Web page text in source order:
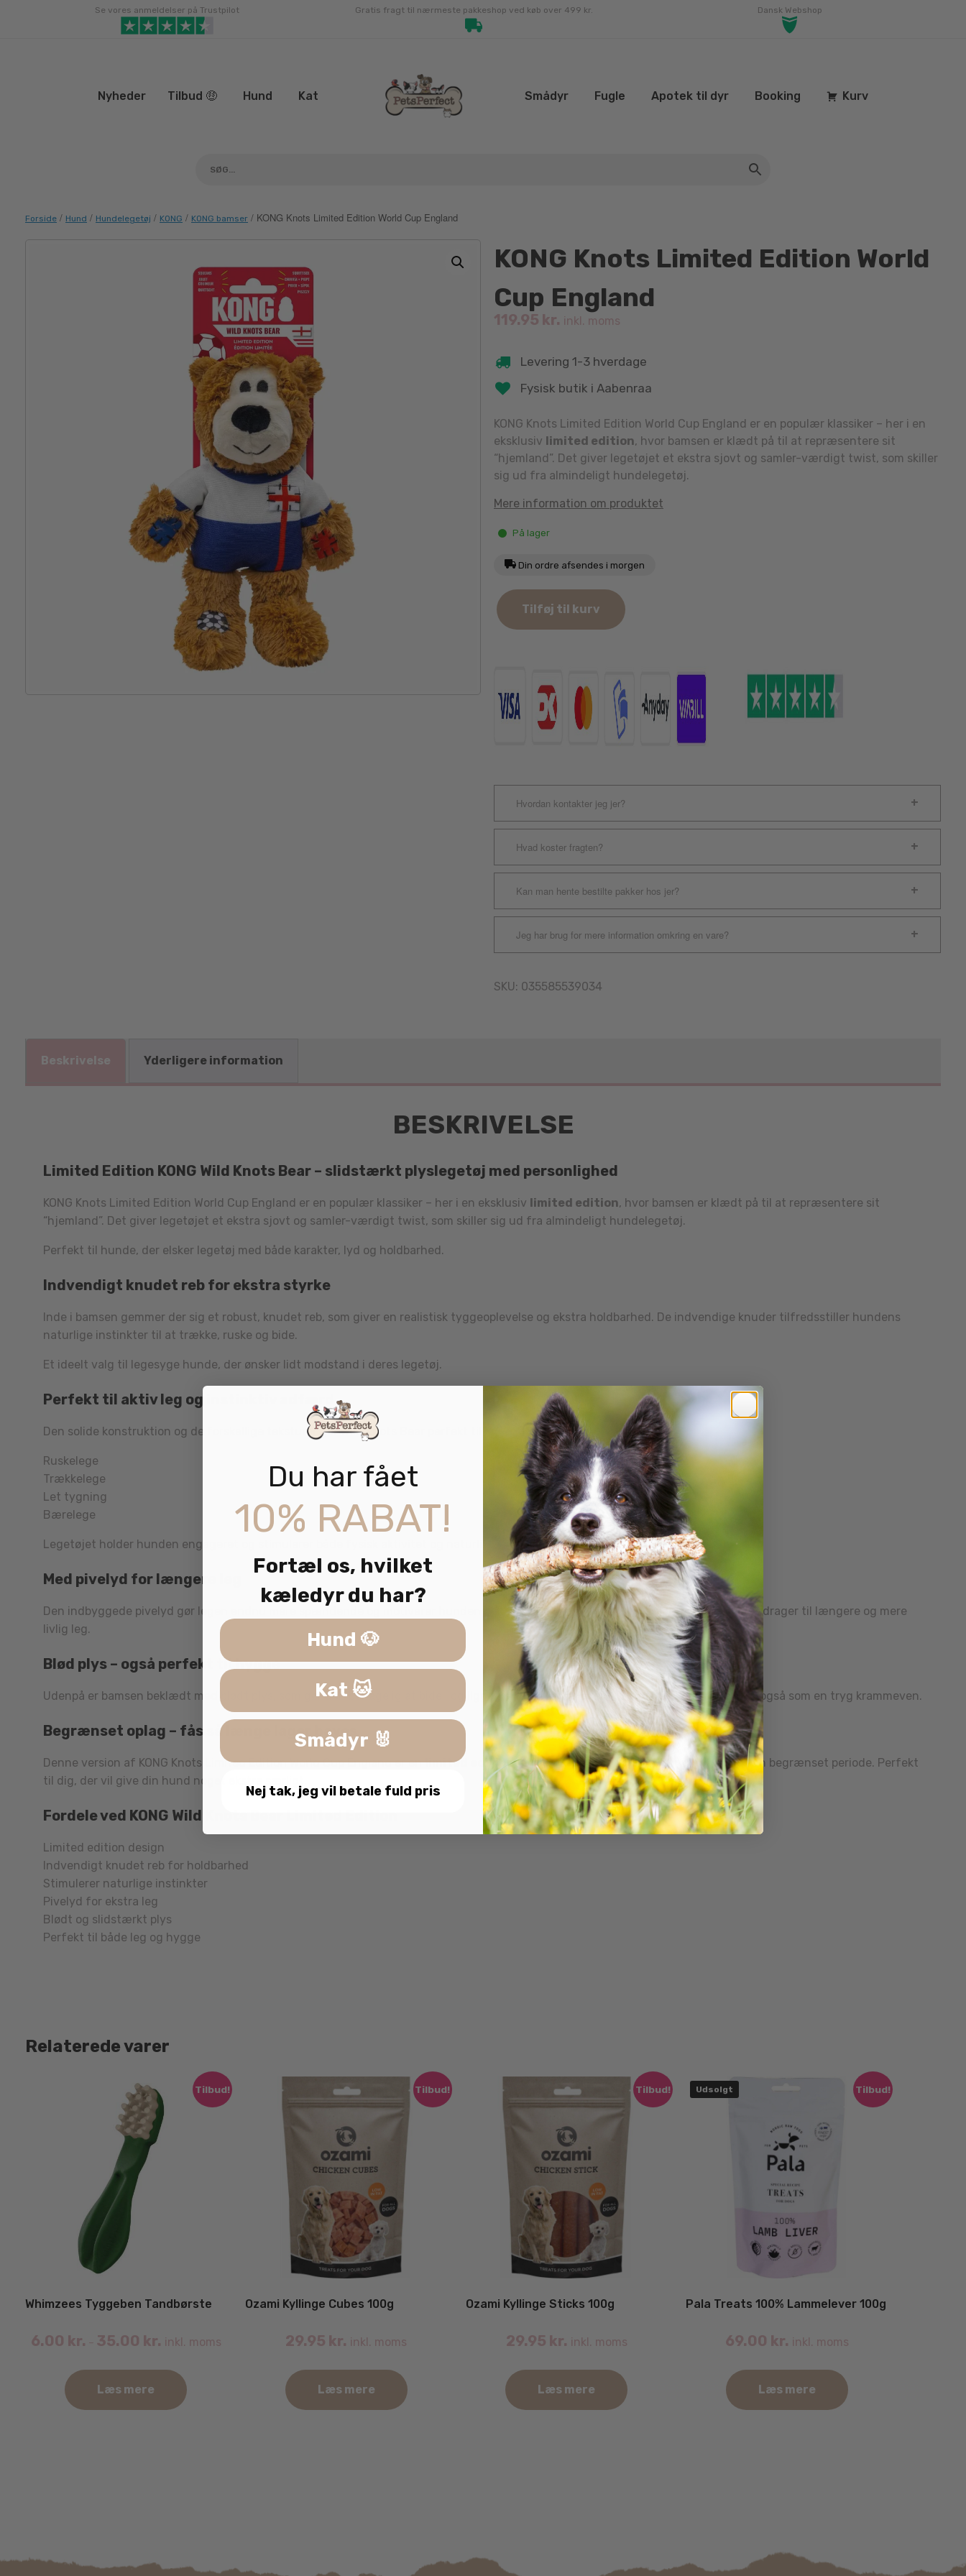
Se vores anmeldelser på Trustpilot Gratis fragt til nærmeste pakkeshop ved køb over 499 kr. Dansk Webshop
Nyheder Tilbud 🤑 Hund Kat Smådyr Fugle Apotek til dyr Booking Kurv
Forside / Hund / Hundelegetøj / KONG / KONG bamser / KONG Knots Limited Edition World Cup England
KONG Knots Limited Edition World
Cup England
119.95 kr. inkl. moms
Levering 1-3 hverdage
Fysisk butik i Aabenraa
KONG Knots Limited Edition World Cup England er en populær klassiker – her i en
eksklusiv limited edition, hvor bamsen er klædt på til at repræsentere sit
“hjemland”. Det giver legetøjet et ekstra sjovt og samler-værdigt twist, som skiller
sig ud fra almindeligt hundelegetøj.
Mere information om produktet
På lager
Din ordre afsendes i morgen
KONG
Knots
Limited
antal
Tilføj til kurv
Hvordan kontakter jeg jer?
Hvad koster fragten?
Kan man hente bestilte pakker hos jer?
Jeg har brug for mere information omkring en vare?
SKU: 035585539034
Beskrivelse Yderligere information
BESKRIVELSE
Limited Edition KONG Wild Knots Bear – slidstærkt plyslegetøj med personlighed
KONG Knots Limited Edition World Cup England er en populær klassiker – her i en eksklusiv limited edition, hvor bamsen er klædt på til at repræsentere sit
“hjemland”. Det giver legetøjet et ekstra sjovt og samler-værdigt twist, som skiller sig ud fra almindeligt hundelegetøj.
Perfekt til hunde, der elsker legetøj med både karakter, lyd og holdbarhed.
Indvendigt knudet reb for ekstra styrke
Inde i bamsen gemmer der sig et robust, knudet reb, som giver en realistisk tyggeoplevelse og ekstra holdbarhed. De indvendige knuder tilfredsstiller hundens
naturlige instinkter til at trække, ruske og bide.
Et ideelt valg til legesyge hunde, der ønsker lidt modstand i deres legetøj.
Perfekt til aktiv leg og instinktiv adfærd
Den solide konstruktion og de forskellige teksturer gør Wild Knots Bear perfekt til:
Ruskelege
Trækkelege
Let tygning
Bærelege
Legetøjet holder hunden engageret og stimulerer både fysisk aktivitet og naturlige instinkter.
Med pivelyd for længere leg
Den indbyggede pivelyd gør legen endnu mere spændende og motiverer hunden til at fortsætte. Lyden aktiverer jagtinstinktet og bidrager til længere og mere
livlig leg.
Blød plys – også perfekt til hygge
Udenpå er bamsen beklædt med blødt plys, som gør den behagelig at bide i og ligge med. Når legen er slut, fungerer Wild Knots Bear også som en tryg krammeven.
Begrænset oplag – fås så længe lager haves
Denne version af KONG Knots Limited Edition World Cup England er enlimited edition, hvilket betyder, at den kun er tilgængelig i en begrænset periode. Perfekt
til dig, der vil give din hund noget ekstra særligt.
Fordele ved KONG Wild Knots Bear Limited Edition
Limited edition design
Indvendigt knudet reb for holdbarhed
Stimulerer naturlige instinkter
Pivelyd for ekstra leg
Blødt og slidstærkt plys
Perfekt til både leg og hygge
Relaterede varer
Tilbud!
Whimzees Tyggeben Tandbørste
6.00 kr. – 35.00 kr. inkl. moms
Læs mere
vælges
Tilbud!
Ozami Kyllinge Cubes 100g
29.95 kr. inkl. moms
Læs mere
Tilbud!
Ozami Kyllinge Sticks 100g
29.95 kr. inkl. moms
Læs mere
Tilbud!
Udsolgt
Pala Treats 100% Lammelever 100g
69.00 kr. inkl. moms
Læs mere
Du har fået
10% RABAT!
Fortæl os, hvilket
kæledyr du har?
Hund 🐶
Kat 🐱
Smådyr 🐰
Nej tak, jeg vil betale fuld pris